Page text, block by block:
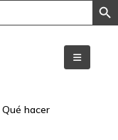
Qué hacer